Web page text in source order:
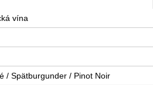
vína
/ Spätburgunder / Pinot Noir